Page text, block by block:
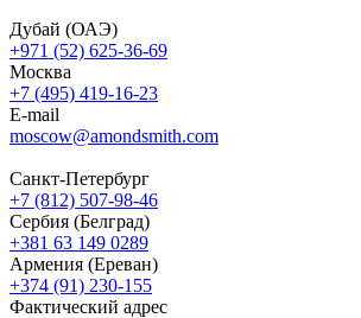
Дубай (ОАЭ)
+971 (52) 625-36-69
Москва
+7 (495) 419-16-23
E-mail
moscow@amondsmith.com
Санкт-Петербург
+7 (812) 507-98-46
Сербия (Белград)
+381 63 149 0289
Армения (Ереван)
+374 (91) 230-155
Фактический адрес